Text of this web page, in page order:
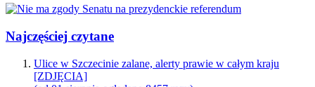
Najczęściej czytane
Ulice w Szczecinie zalane, alerty prawie w całym kraju
[ZDJĘCIA]